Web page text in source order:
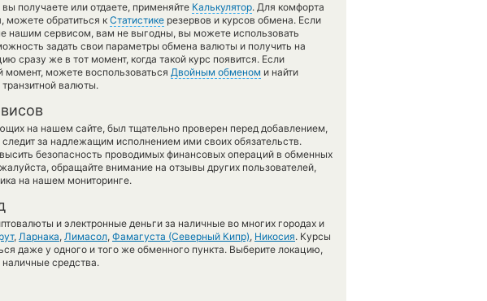
получаете или отдаете, применяйте Калькулятор. Для комфорта
можете обратиться к Статистике резервов и курсов обмена. Если
нашим сервисом, вам не выгодны, вы можете использовать
задать свои параметры обмена валюты и получить на
сразу же в тот момент, когда такой курс появится. Если
можете воспользоваться Двойным обменом и найти
валюты.
на нашем сайте, был тщательно проверен перед добавлением,
за надлежащим исполнением ими своих обязательств.
безопасность проводимых финансовых операций в обменных
обращайте внимание на отзывы других пользователей,
на нашем мониторинге.
и электронные деньги за наличные во многих городах и
, Ларнака, Лимасол, Фамагуста (Северный Кипр), Никосия. Курсы
даже у одного и того же обменного пункта. Выберите локацию,
наличные средства.